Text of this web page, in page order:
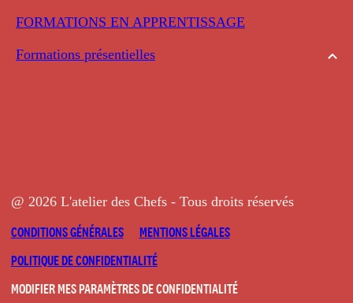
FORMATIONS EN APPRENTISSAGE
Formations présentielles
@ 2026 L'atelier des Chefs - Tous droits réservés
CONDITIONS GÉNÉRALES
MENTIONS LÉGALES
POLITIQUE DE CONFIDENTIALITÉ
MODIFIER MES PARAMÈTRES DE CONFIDENTIALITÉ